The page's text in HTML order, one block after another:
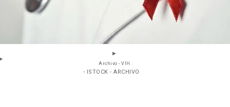
Archivo - VIH.
- ISTOCK - ARCHIVO